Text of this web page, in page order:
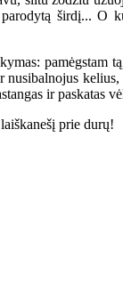
širdį...
pamėgstam
ir paskatas
prie durų!